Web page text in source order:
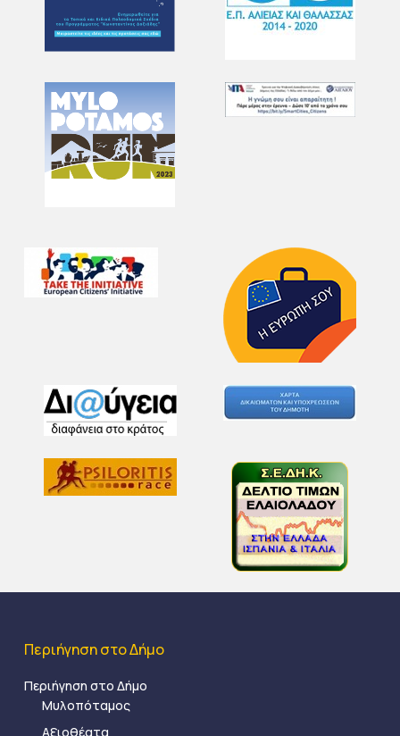
Περιήγηση στο Δήμο
Περιήγηση στο Δήμο
Μυλοπόταμος
Αξιοθέατα